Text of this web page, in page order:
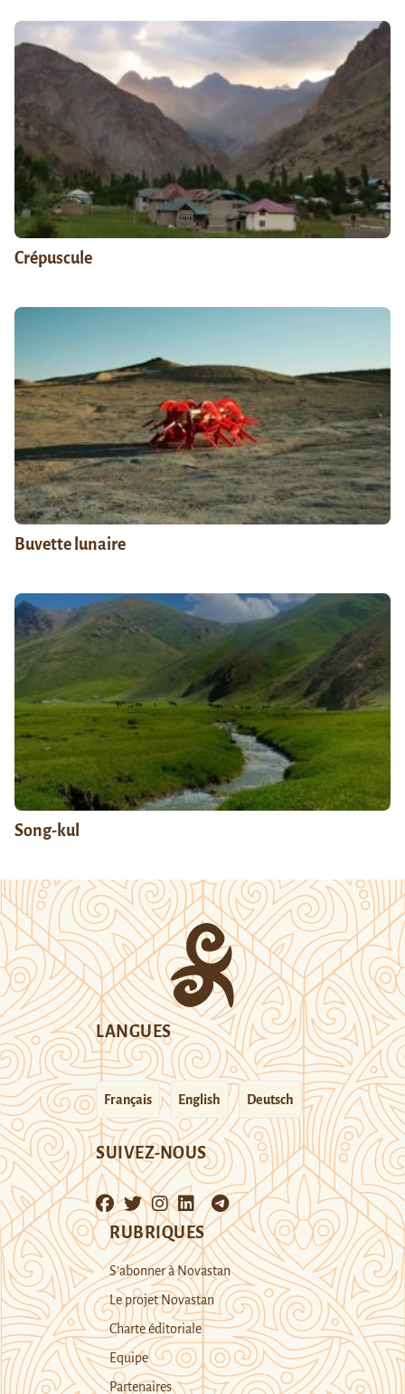
Crépuscule
Buvette lunaire
Song-kul
LANGUES
Français English Deutsch
SUIVEZ-NOUS
RUBRIQUES
S’abonner à Novastan
Le projet Novastan
Charte éditoriale
Equipe
Partenaires